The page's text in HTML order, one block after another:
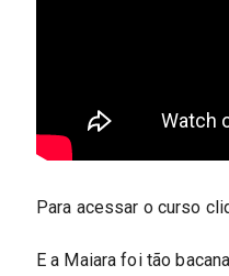
Para acessar o curso
E a Maiara foi tão